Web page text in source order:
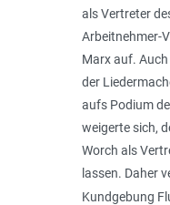
als Vertreter
Arbeitnehmer-
Marx auf. Auch
der
aufs Podium
weigerte sich,
Worch als
lassen. Daher
Kundgebung